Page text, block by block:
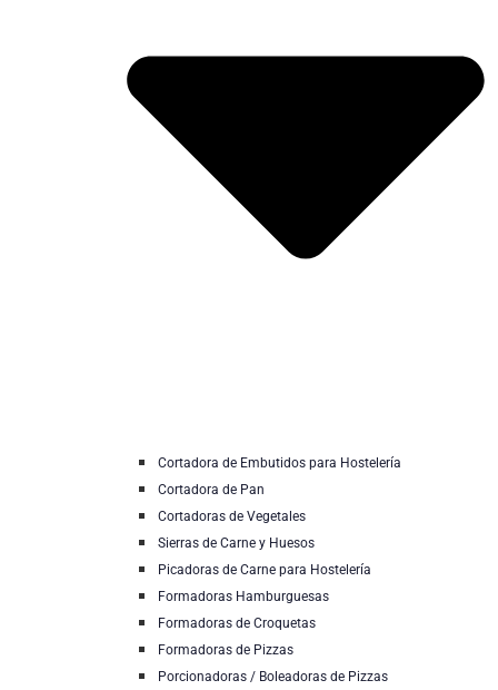
Cortadora de Embutidos para Hostelería
Cortadora de Pan
Cortadoras de Vegetales
Sierras de Carne y Huesos
Picadoras de Carne para Hostelería
Formadoras Hamburguesas
Formadoras de Croquetas
Formadoras de Pizzas
Porcionadoras / Boleadoras de Pizzas